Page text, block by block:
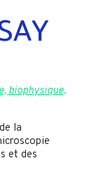
biophysique,
la
et des